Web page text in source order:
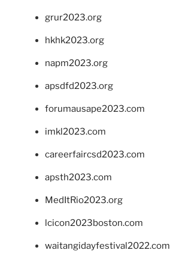
grur2023.org
hkhk2023.org
napm2023.org
apsdfd2023.org
forumausape2023.com
imkl2023.com
careerfaircsd2023.com
apsth2023.com
MedItRio2023.org
lcicon2023boston.com
waitangidayfestival2022.com